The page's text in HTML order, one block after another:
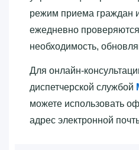
режим приема граждан
ежедневно
необходимость,
Для онлайн-
диспетчерской службой
можете использовать
адрес электронной